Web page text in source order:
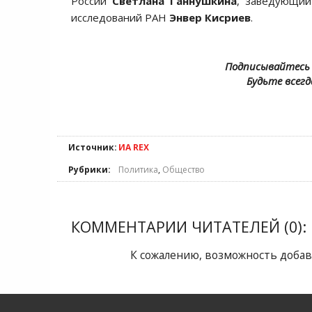
исследований РАН Энвер Кисриев.
Будьте
Источник: ИА REX
Рубрики:
Политика, Общество
КОММЕНТАРИИ ЧИТАТЕЛЕЙ (0):
К сожалению, возможность